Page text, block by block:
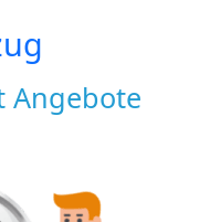
Angebote